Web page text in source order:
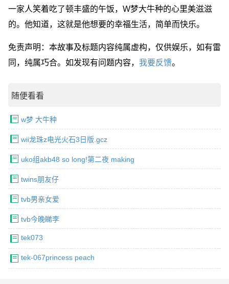
一家人笑着吃了顿丰盛的午饭，W梦大牛种的心里美滋滋
的。他知道，这就是他想要的幸福生活，简单而快乐。
免责声明：本故事及标题内容纯属虚构，仅供娱乐，如有雷
同，纯属巧合。如发现有问题内容， 我要反馈。
随便看看
w梦 大牛种
wii龙珠z电光火石3日版.gcz
uko组akb48 so long!第二夜 making
twins朋友仔
tvb男亲女爱
tvb今晚睇李
tek073
tek-067princess peach